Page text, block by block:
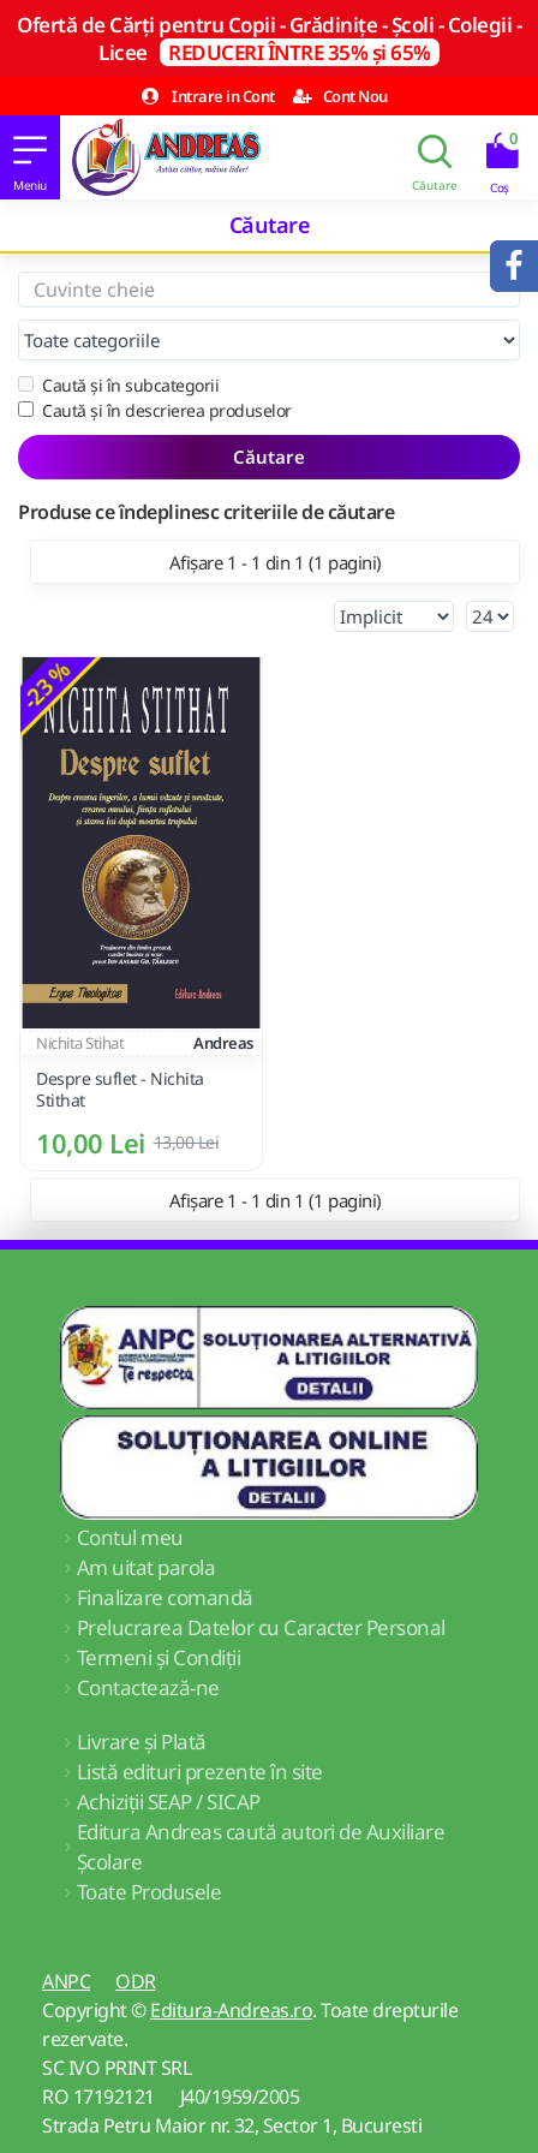
Ofertă de Cărți pentru Copii - Grădinițe - Școli - Colegii -
Licee REDUCERI ÎNTRE 35% și 65%
Intrare in Cont
Cont Nou
0
Căutare
Caută și în subcategorii
Caută și în descrierea produselor
Căutare
Produse ce îndeplinesc criteriile de căutare
Afișare 1 - 1 din 1 (1 pagini)
-23 %
Nichita Stihat Andreas
Despre suflet - Nichita
Stithat
10,00 Lei 13,00 Lei
Afișare 1 - 1 din 1 (1 pagini)
Contul meu
Am uitat parola
Finalizare comandă
Prelucrarea Datelor cu Caracter Personal
Termeni și Condiții
Contactează-ne
Livrare și Plată
Listă edituri prezente în site
Achiziții SEAP / SICAP
Editura Andreas caută autori de Auxiliare
Școlare
Toate Produsele
ANPC
ODR
Copyright ©Editura-Andreas.ro. Toate drepturile
rezervate.
SC IVO PRINT SRL
RO 17192121 J40/1959/2005
Strada Petru Maior nr. 32, Sector 1, Bucuresti